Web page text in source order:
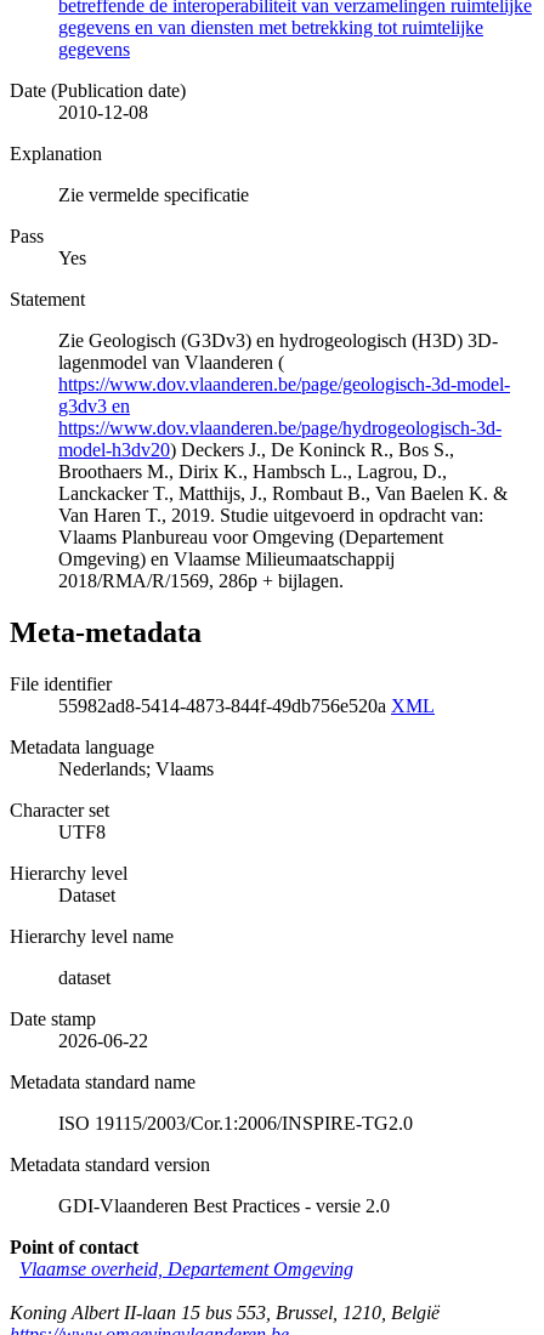
betreffende de interoperabiliteit van verzamelingen ruimtelijke
gegevens en van diensten met betrekking tot ruimtelijke
gegevens
Date (Publication date)
2010-12-08
Explanation
Zie vermelde specificatie
Pass
Yes
Statement
Zie Geologisch (G3Dv3) en hydrogeologisch (H3D) 3D-
lagenmodel van Vlaanderen (
https://www.dov.vlaanderen.be/page/geologisch-3d-model-
g3dv3 en
https://www.dov.vlaanderen.be/page/hydrogeologisch-3d-
model-h3dv20) Deckers J., De Koninck R., Bos S.,
Broothaers M., Dirix K., Hambsch L., Lagrou, D.,
Lanckacker T., Matthijs, J., Rombaut B., Van Baelen K. &
Van Haren T., 2019. Studie uitgevoerd in opdracht van:
Vlaams Planbureau voor Omgeving (Departement
Omgeving) en Vlaamse Milieumaatschappij
2018/RMA/R/1569, 286p + bijlagen.
Meta-metadata
File identifier
55982ad8-5414-4873-844f-49db756e520a XML
Metadata language
Nederlands; Vlaams
Character set
UTF8
Hierarchy level
Dataset
Hierarchy level name
dataset
Date stamp
2026-06-22
Metadata standard name
ISO 19115/2003/Cor.1:2006/INSPIRE-TG2.0
Metadata standard version
GDI-Vlaanderen Best Practices - versie 2.0
Point of contact
Vlaamse overheid, Departement Omgeving
Koning Albert II-laan 15 bus 553 Brussel 1210 België